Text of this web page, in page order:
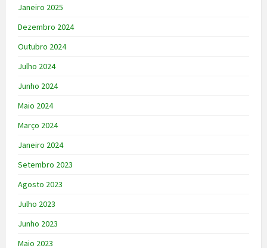
Janeiro 2025
Dezembro 2024
Outubro 2024
Julho 2024
Junho 2024
Maio 2024
Março 2024
Janeiro 2024
Setembro 2023
Agosto 2023
Julho 2023
Junho 2023
Maio 2023